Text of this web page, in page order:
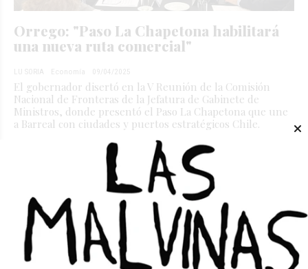
Orrego: "Paso La Chapetona habilitará
una nueva ruta comercial"
LU SORIA Economía 09/04/2025
El gobernador disertó en la V Reunión de la Comisión
Nacional de Fronteras de la Jefatura de Gabinete de
Ministros, donde presentó el Paso La Chapetona que une
a Barreal con ciudades y puertos estratégicos Chile.